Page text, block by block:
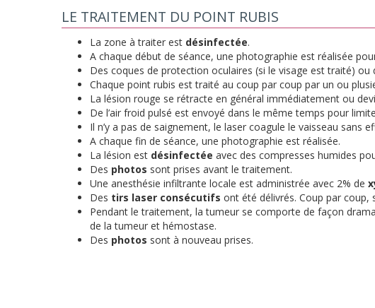
LE TRAITEMENT DU POINT RUBIS
La zone à traiter est désinfectée.
A chaque début de séance, une photographie est réalisée
Des coques de protection oculaires (si le visage est traité)
Chaque point rubis est traité au coup par coup par un ou
La lésion rouge se rétracte en général immédiatement ou
De l’air froid pulsé est envoyé dans le même temps pour
Il n’y a pas de saignement, le laser coagule le vaisseau sans
A chaque fin de séance, une photographie est réalisée.
La lésion est désinfectée avec des compresses humides
Des photos sont prises avant le traitement.
Une anesthésie infiltrante locale est administrée avec 2% de
Des tirs laser consécutifs ont été délivrés. Coup par
Pendant le traitement, la tumeur se comporte de façon
de la tumeur et hémostase.
Des photos sont à nouveau prises.